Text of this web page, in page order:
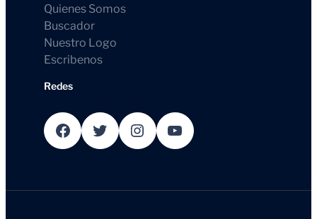
Quienes Somos
Buscador
Nuestro Logo
Escribenos
Redes
Facebook Twitter Instagram YouTube